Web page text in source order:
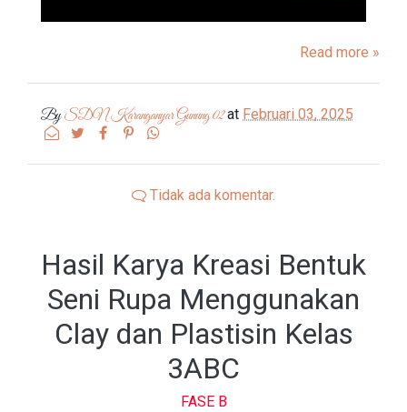
Read more »
BySDN Karanganyar Gunung 02at Februari 03, 2025
Tidak ada komentar.
Hasil Karya Kreasi Bentuk
Seni Rupa Menggunakan
Clay dan Plastisin Kelas
3ABC
FASE B